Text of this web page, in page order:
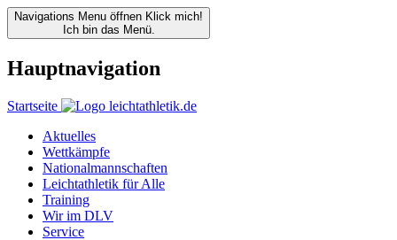
Navigations Menu öffnen Klick mich!
Ich bin das Menü.
Hauptnavigation
Startseite
Aktuelles
Wettkämpfe
Nationalmannschaften
Leichtathletik für Alle
Training
Wir im DLV
Service